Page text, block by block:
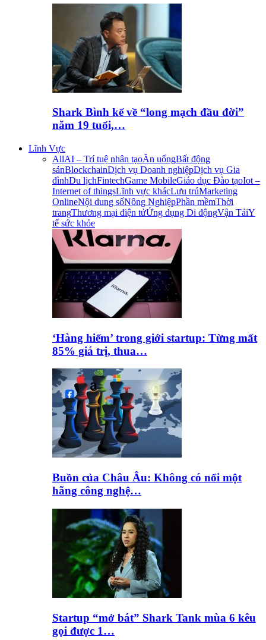
Shark Bình kể về “long mạch đầu đời”
năm 19 tuổi,…
Lĩnh Vực
AllAI – Trí tuệ nhân tạoĂn uốngBất động
sảnBlockchainDịch vụ Doanh nghiệpDịch vụ Gia
đìnhDu lịchFintechGame MobileGiáo dục Đào tạoIot –
Internet of thingsLĩnh vực khácLưu trúMarketing
OnlineNội dung sốNông NghiệpPhần mềmThời
trangThương mại điện tửỨng dụng Di độngVận TảiY
tế sức khỏe
‘Hàng hiếm’ trong giới startup: Từng mất
85% giá trị, thua…
Buồn của Châu Âu: Không có nổi một
hãng công nghệ…
Startup “mở bát” Shark Tank mùa 6 kêu
gọi được 1…